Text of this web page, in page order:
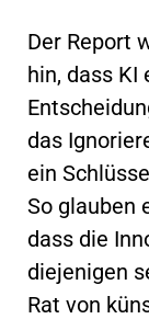
Der Report
hin, dass KI
das
ein
So glauben
dass die
diejenigen
Rat von